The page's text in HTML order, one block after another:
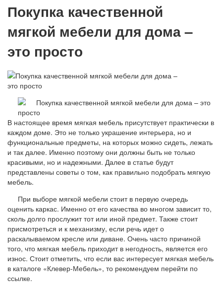
Покупка качественной
мягкой мебели для дома –
это просто
В настоящее время мягкая мебель присутствует практически в
каждом доме. Это не только украшение интерьера, но и
функциональные предметы, на которых можно сидеть, лежать
и так далее. Именно поэтому они должны быть не только
красивыми, но и надежными. Далее в статье будут
представлены советы о том, как правильно подобрать мягкую
мебель.
При выборе мягкой мебели стоит в первую очередь
оценить каркас. Именно от его качества во многом зависит то,
сколь долго прослужит тот или иной предмет. Также стоит
присмотреться и к механизму, если речь идет о
раскалываемом кресле или диване. Очень часто причиной
того, что мягкая мебель приходит в негодность, является его
износ. Стоит отметить, что если вас интересует мягкая мебель
в каталоге «Клевер-Мебель», то рекомендуем перейти по
ссылке.